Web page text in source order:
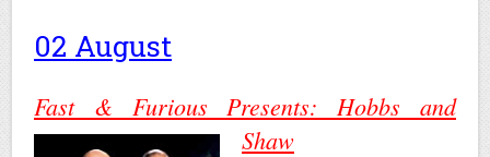
02 August
Fast & Furious Presents: Hobbs and
Shaw